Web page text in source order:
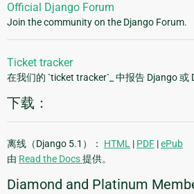
Official Django Forum
Join the community on the Django Forum.
Ticket tracker
在我们的 `ticket tracker`_ 中报告 Django 或
下载：
离线（Django 5.1）： HTML | PDF |ePub
由 Read the Docs提供。
Diamond and Platinum